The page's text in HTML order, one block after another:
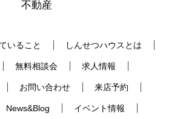
不動産
いること しんせつハウスとは
無料相談会 求人情報
お問い合わせ 来店予約
News&Blog イベント情報